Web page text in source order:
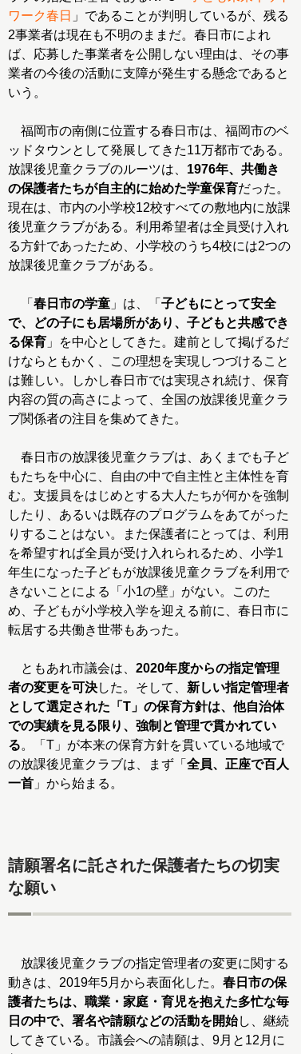
ワーク春日 」であることが判明しているが、残る
2事業者は現在も不明のままだ。春日市によれ
ば、応募した事業者を公開しない理由は、その事
業者の今後の活動に支障が発生する懸念であると
いう。
福岡市の南側に位置する春日市は、福岡市のベ
ッドタウンとして発展してきた11万都市である。
放課後児童クラブのルーツは、 1976年、共働き
の保護者たちが自主的に始めた学童保育だった。
現在は、市内の小学校12校すべての敷地内に放課
後児童クラブがある。利用希望者は全員受け入れ
る方針であったため、小学校のうち4校には2つの
放課後児童クラブがある。
「 春日市の学童 」は、「 子どもにとって安全
で、どの子にも居場所があり、子どもと共感でき
る保育 」を中心としてきた。建前として掲げるだ
けならともかく、この理想を実現しつづけること
は難しい。しかし春日市では実現され続け、保育
内容の質の高さによって、全国の放課後児童クラ
ブ関係者の注目を集めてきた。
春日市の放課後児童クラブは、あくまでも子ど
もたちを中心に、自由の中で自主性と主体性を育
む。支援員をはじめとする大人たちが何かを強制
したり、あるいは既存のプログラムをあてがった
りすることはない。また保護者にとっては、利用
を希望すれば全員が受け入れられるため、小学1
年生になった子どもが放課後児童クラブを利用で
きないことによる「小1の壁」がない。このた
め、子どもが小学校入学を迎える前に、春日市に
転居する共働き世帯もあった。
ともあれ市議会は、 2020年度からの指定管理
者の変更を可決した。そして、 新しい指定管理者
として選定された「T」の保育方針は、他自治体
での実績を見る限り、強制と管理で貫かれてい
る。「T」が本来の保育方針を貫いている地域で
の放課後児童クラブは、まず「 全員、正座で百人
一首 」から始まる。
請願署名に託された保護者たちの切実
な願い
放課後児童クラブの指定管理者の変更に関する
動きは、2019年5月から表面化した。 春日市の保
護者たちは、職業・家庭・育児を抱えた多忙な毎
日の中で、署名や請願などの活動を開始し、継続
してきている。市議会への請願は、9月と12月に